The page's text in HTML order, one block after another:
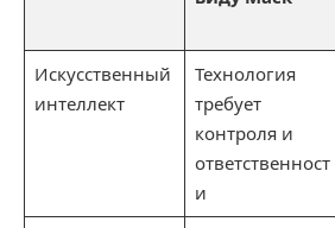
Искусственный
интеллект
Технология
требует
контроля и
ответственност
и